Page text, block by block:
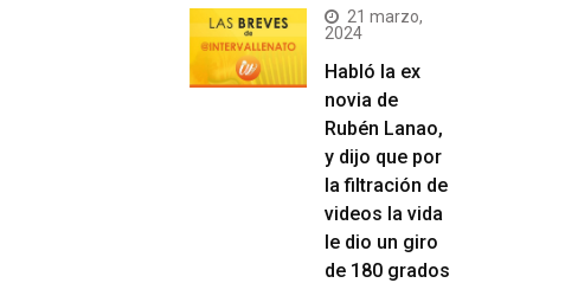
21 marzo,
2024
Habló la ex
novia de
Rubén Lanao,
y dijo que por
la filtración de
videos la vida
le dio un giro
de 180 grados